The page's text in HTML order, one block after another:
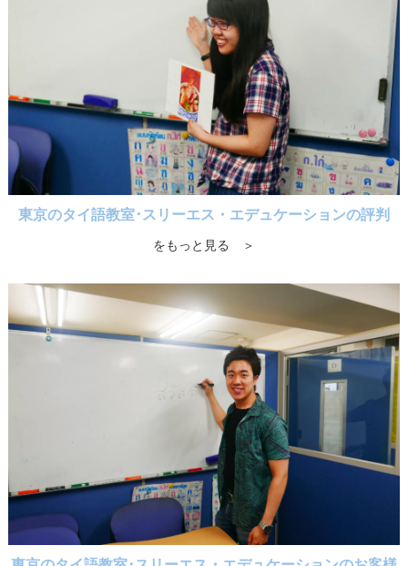
東京のタイ語教室･スリーエス・エデュケーションの評判
をもっと見る ＞